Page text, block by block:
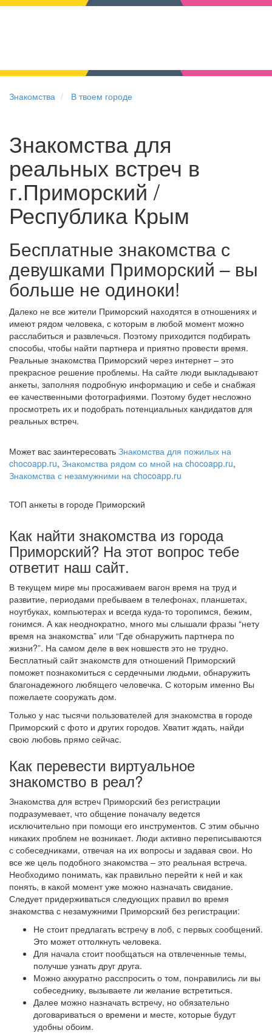
Знакомства В твоем городе
Знакомства для
реальных встреч в
г.Приморский /
Республика Крым
Бесплатные знакомства с
девушками Приморский – вы
больше не одиноки!
Далеко не все жители Приморский находятся в отношениях и
имеют рядом человека, с которым в любой момент можно
расслабиться и развлечься. Поэтому приходится подбирать
способы, чтобы найти партнера и приятно провести время.
Реальные знакомства Приморский через интернет – это
прекрасное решение проблемы. На сайте люди выкладывают
анкеты, заполняя подробную информацию и себе и снабжая
ее качественными фотографиями. Поэтому будет несложно
просмотреть их и подобрать потенциальных кандидатов для
реальных встреч.
Может вас заинтересовать Знакомства для пожилых на
chocoapp.ru, Знакомства рядом со мной на chocoapp.ru,
Знакомства с незамужними на chocoapp.ru
ТОП анкеты в городе Приморский
Как найти знакомства из города
Приморский? На этот вопрос тебе
ответит наш сайт.
В текущем мире мы просаживаем вагон время на труд и
развитие, периодами пребываем в телефонах, планшетах,
ноутбуках, компьютерах и всегда куда-то торопимся, бежим,
гонимся. А как неоднократно, много мы слышали фразы “нету
время на знакомства” или “Где обнаружить партнера по
жизни?”. На самом деле в век новшеств это не трудно.
Бесплатный сайт знакомств для отношений Приморский
поможет познакомиться с сердечными людьми, обнаружить
благонадежного любящего человечка. С которым именно Вы
пожелаете сооружать дом.
Только у нас тысячи пользователей для знакомства в городе
Приморский с фото и других городов. Хватит ждать, найди
свою любовь прямо сейчас.
Как перевести виртуальное
знакомство в реал?
Знакомства для встреч Приморский без регистрации
подразумевает, что общение поначалу ведется
исключительно при помощи его инструментов. С этим обычно
никаких проблем не возникает. Люди активно переписываются
с собеседниками, отвечая на их вопросы и задавая свои. Но
все же цель подобного знакомства – это реальная встреча.
Необходимо понимать, как правильно перейти к ней и как
понять, в какой момент уже можно назначать свидание.
Следует придерживаться следующих правил во время
знакомства с незамужними Приморский без регистрации:
Не стоит предлагать встречу в лоб, с первых сообщений.
Это может оттолкнуть человека.
Для начала стоит пообщаться на отвлеченные темы,
получше узнать друг друга.
Можно аккуратно расспросить о том, понравились ли вы
собеседнику, вызываете ли желание встретиться.
Далее можно назначать встречу, но обязательно
договариваться о времени и месте, которые будут
удобны обоим.